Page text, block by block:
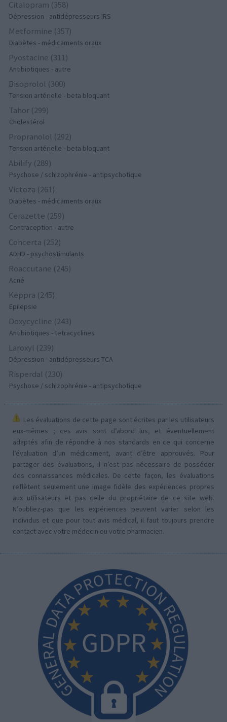
Citalopram (358)
Dépression - antidépresseurs IRS
Metformine (357)
Diabètes - médicaments oraux
Pyostacine (311)
Antibiotiques - autre
Bisoprolol (300)
Tension artérielle - beta bloquant
Tahor (299)
Cholestérol
Propranolol (292)
Tension artérielle - beta bloquant
Abilify (289)
Psychose / schizophrénie - antipsychotique
Victoza (261)
Diabètes - médicaments oraux
Cerazette (259)
Contraception - autre
Concerta (252)
ADHD - psychostimulants
Roaccutane (245)
Acné
Keppra (245)
Epilepsie
Doxycycline (243)
Antibiotiques - tetracyclines
Laroxyl (239)
Dépression - antidépresseurs TCA
Risperdal (230)
Psychose / schizophrénie - antipsychotique
Les évaluations de cette page sont écrites par les utilisateurs
eux-mêmes ; ces avis sont d’abord lus, et éventuellement
adaptés afin de répondre à nos standards en ce qui concerne
l’évaluation d’un médicament, avant d’être approuvés. Pour
partager des évaluations, il n’est pas nécessaire de posséder
des connaissances médicales. De cette façon, les évaluations
reflètent seulement une image fidèle des expériences propres
aux utilisateurs et pas celle du propriétaire de ce site web.
N’oubliez-pas que les expériences peuvent varier selon les
individus et que pour tout avis médical, il faut toujours prendre
contact avec votre médecin ou votre pharmacien.